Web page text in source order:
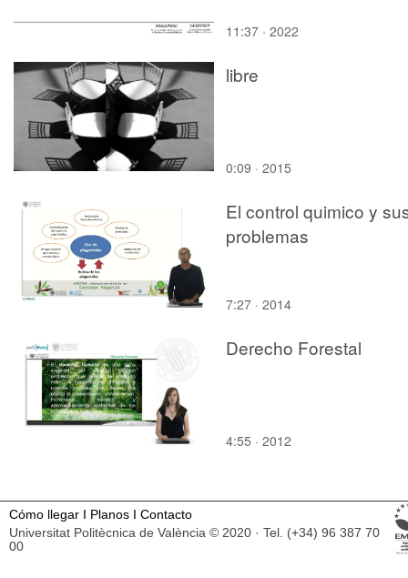
11:37 · 2022
libre
0:09 · 2015
El control quimico y
problemas
7:27 · 2014
Derecho Forestal
4:55 · 2012
Cómo llegar I Planos I Contacto
Universitat Politècnica de València © 2020 · Tel. (+34) 96 387 70
00